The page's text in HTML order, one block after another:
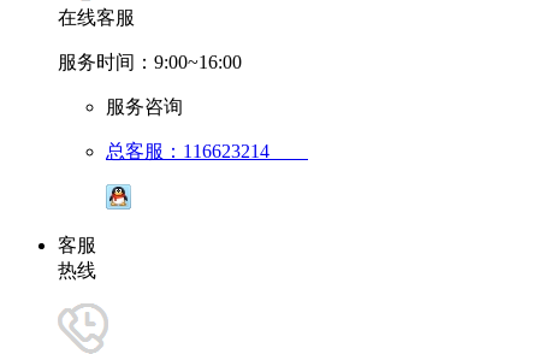
在线客服
服务时间：9:00~16:00
服务咨询
总客服：116623214
客服
热线